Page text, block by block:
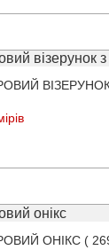
ОНІКС (